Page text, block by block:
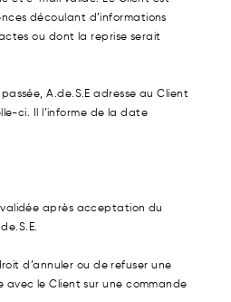
découlant d’informations
ou dont la reprise serait
A.de.S.E adresse au Client
ci. Il l’informe de la date
validée après acceptation du
d’annuler ou de refuser une
avec le Client sur une commande